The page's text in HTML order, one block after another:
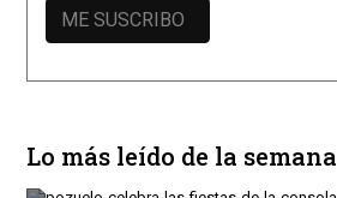
Lo más leído de la semana